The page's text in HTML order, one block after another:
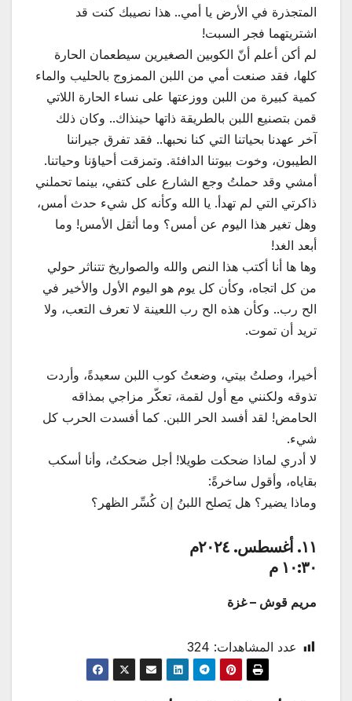
المتجذرة في الأرض يا أمي.. هذا نصيبك كنت قد
اشتريتهما فجر السبت!
لم أكن أعلم أنّ الكوبين الصغيرين سيطعمان الحارة
كلها، فقد صنعت أمي من اللبن الممزوج بالحليب والماء
كمية كبيرة من اللبن ووزعتها على نساء الحارة اللاتي
قمن بتصنيع اللبن بالطريقة ذاتها حينذاك.. وكان ذلك
آخر عهدنا بحياتنا التي كنا نحبها.. فقد تفرق جيراننا
الطيبون، وخوت بيوتنا الدافئة. وتمزقت أحياؤنا وحياتنا.
أمشي وقد حملتُ وجع الشارع على كتفي، بينما تحملني
ذاكرتي التي لم تهدأ. يا الله وكأنه كل شيء حدث أمس،
وهل تغير هذا اليوم عن أمس؟ وما أثقل الأمس! وما
أبعد الغد!
وها ها أنا أكتب هذا النص والله والصواريخ تتناثر حولي
من كل اتجاه، وكأن كل يوم هو اليوم الأول والأخير في
الح رب.. وكأن هذه الح رب اللعينة لا تعرف التعب، ولا
تريد أن تموت.
أخيرا، وصلتُ بيتي، وضعتُ كوب اللبن سعيدةً، وأردت
تذوقه ولكنني مع أول لقمة، تعكّر مزاجي بمذاقه
الحامض! لقد أفسد الحر اللبن. كما أفسدت الحرب كل
شيء.
لا أدري لماذا ضحكت طويلا! أجل ضحكتُ، وأنا أسكب
بقاياه، وأقول ساخرةً:
وماذا يضير؟ هل يَصلح اللبنُ إن كُسِّر الظهر؟
١١. أغسطس. ٢٠٢٤م
١٠:٣٠ م
مريم قوش – غزة
عدد المشاهدات: 324